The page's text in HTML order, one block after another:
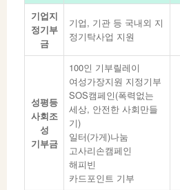
기업지
정기부
금
기업, 기관 등 국내외 지
정기탁사업 지원
성평등
사회조
성
기부금
100인 기부릴레이
여성가장지원 지정기부
SOS캠페인(폭력없는
세상, 안전한 사회만들
기)
일터(가게)나눔
고사리손캠페인
해피빈
카드포인트 기부